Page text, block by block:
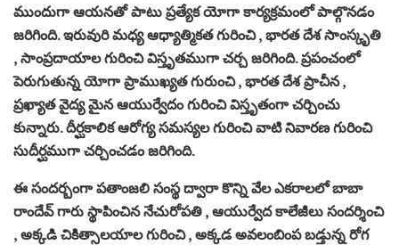
ముందుగా ఆయనతో పాటు ప్రత్యేక యోగా కార్యక్రమంలో పాల్గొనడం
జరిగింది. ఇరువురి మధ్య ఆధ్యాత్మికత గురించి , భారత దేశ సాంస్కృతి
, సాంప్రదాయాల గురించి విస్తృతముగా చర్చ జరిగింది. ప్రపంచంలో
పెరుగుతున్న యోగా ప్రాముఖ్యత గురుంచి , భారత దేశ ప్రాచీన ,
ప్రఖ్యాత వైద్య మైన ఆయుర్వేదం గురించి విస్తృతంగా చర్చించు
కున్నారు. దీర్ఘకాలిక ఆరోగ్య సమస్యల గురించి వాటి నివారణ గురించి
సుదీర్ఘముగా చర్చించడం జరిగింది.
ఈ సందర్బంగా పతాంజలి సంస్థ ద్వారా కొన్ని వేల ఎకరాలలో బాబా
రాందేవ్ గారు స్థాపించిన నేచురోపతి , ఆయుర్వేద కాలేజీలు సందర్శించి
, అక్కడి చికిత్సాలయాల గురించి , అక్కడ అవలంబింప బడ్తున్న రోగ